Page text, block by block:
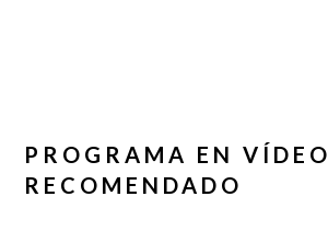
PROGRAMA EN VÍDEO
RECOMENDADO